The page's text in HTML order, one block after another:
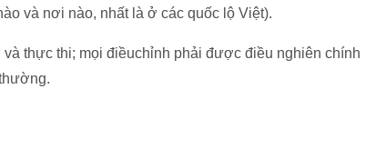
và nơi nào, nhất là ở các quốc lộ Việt).
thực thi; mọi điềuchỉnh phải được điều nghiên chính